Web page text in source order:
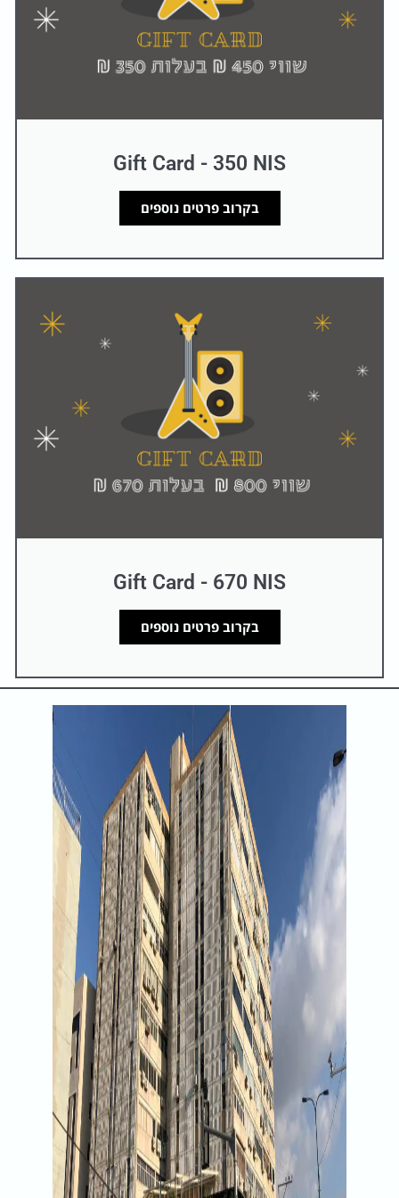
o
k
Gift Card - 350 NIS
בקרוב פרטים נוספים
Gift Card - 670 NIS
בקרוב פרטים נוספים